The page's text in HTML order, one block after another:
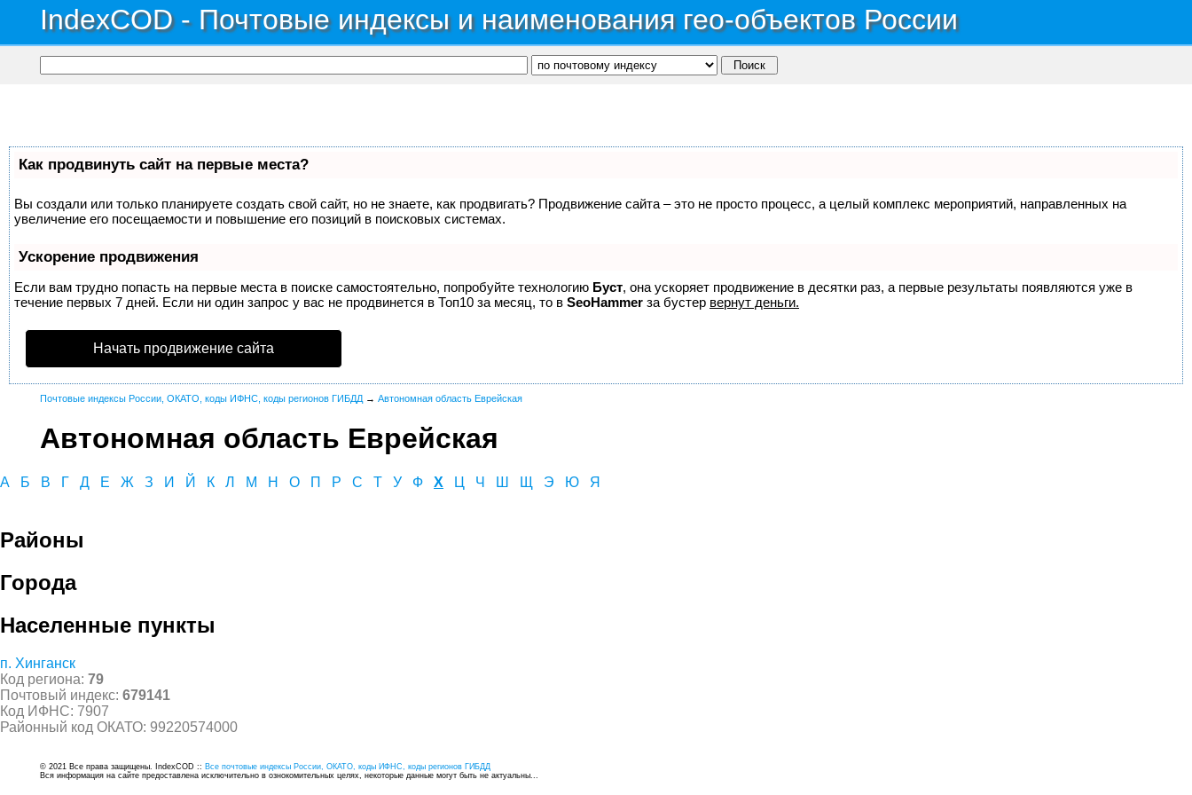
IndexCOD - Почтовые индексы и наименования гео-объектов России
Как продвинуть сайт на первые места?
Вы создали или только планируете создать свой сайт, но не знаете, как продвигать? Продвижение сайта – это не просто процесс, а целый комплекс мероприятий, направленных на
увеличение его посещаемости и повышение его позиций в поисковых системах.
Ускорение продвижения
Если вам трудно попасть на первые места в поиске самостоятельно, попробуйте технологию Буст, она ускоряет продвижение в десятки раз, а первые результаты появляются уже в
течение первых 7 дней. Если ни один запрос у вас не продвинется в Топ10 за месяц, то в SeoHammer за бустер вернут деньги.
Начать продвижение сайта
Почтовые индексы России, ОКАТО, коды ИФНС, коды регионов ГИБДД → Автономная область Еврейская
Автономная область Еврейская
А Б В Г Д Е Ж З И Й К Л М Н О П Р С Т У Ф Х Ц Ч Ш Щ Э Ю Я
Районы
Города
Населенные пункты
п. Хинганск
Код региона: 79
Почтовый индекс: 679141
Код ИФНС: 7907
Районный код ОКАТО: 99220574000
© 2021 Все права защищены. IndexCOD :: Все почтовые индексы России, ОКАТО, коды ИФНС, коды регионов ГИБДД
Вся информация на сайте предоставлена исключительно в ознокомительных целях, некоторые данные могут быть не актуальны...